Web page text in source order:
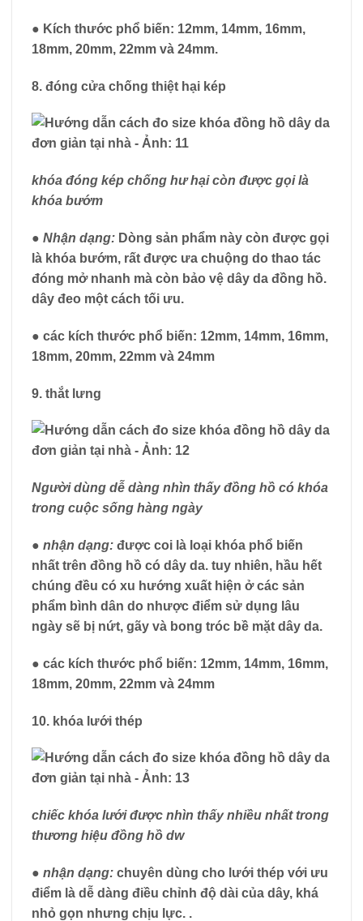
● Kích thước phổ biến: 12mm, 14mm, 16mm,
18mm, 20mm, 22mm và 24mm.
8. đóng cửa chống thiệt hại kép
khóa đóng kép chống hư hại còn được gọi là
khóa bướm
● Nhận dạng: Dòng sản phẩm này còn được gọi
là khóa bướm, rất được ưa chuộng do thao tác
đóng mở nhanh mà còn bảo vệ dây da đồng hồ.
dây đeo một cách tối ưu.
● các kích thước phổ biến: 12mm, 14mm, 16mm,
18mm, 20mm, 22mm và 24mm
9. thắt lưng
Người dùng dễ dàng nhìn thấy đồng hồ có khóa
trong cuộc sống hàng ngày
● nhận dạng: được coi là loại khóa phổ biến
nhất trên đồng hồ có dây da. tuy nhiên, hầu hết
chúng đều có xu hướng xuất hiện ở các sản
phẩm bình dân do nhược điểm sử dụng lâu
ngày sẽ bị nứt, gãy và bong tróc bề mặt dây da.
● các kích thước phổ biến: 12mm, 14mm, 16mm,
18mm, 20mm, 22mm và 24mm
10. khóa lưới thép
chiếc khóa lưới được nhìn thấy nhiều nhất trong
thương hiệu đồng hồ dw
● nhận dạng: chuyên dùng cho lưới thép với ưu
điểm là dễ dàng điều chỉnh độ dài của dây, khá
nhỏ gọn nhưng chịu lực. .